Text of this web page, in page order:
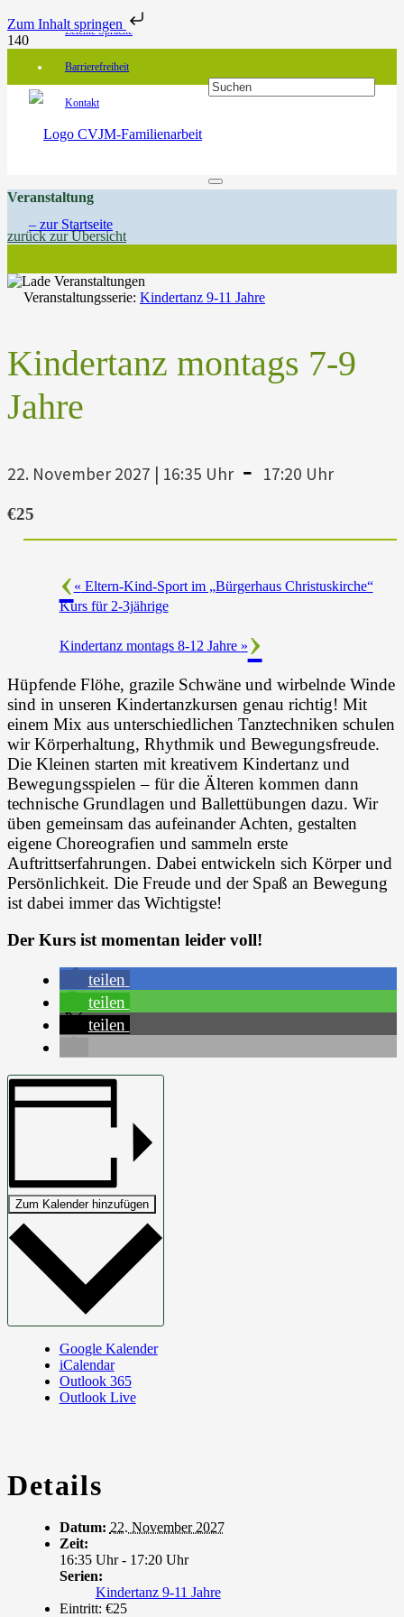
Zum Inhalt springen
Leichte Sprache
Barrierefreiheit
Kontakt
Veranstaltung
zurück zur Übersicht
Veranstaltungsserie: Kindertanz 9-11 Jahre
Kindertanz montags 7-9
Jahre
22. November 2027 | 16:35 Uhr - 17:20 Uhr
€25
« Eltern-Kind-Sport im „Bürgerhaus Christuskirche“
Kurs für 2-3jährige
Kindertanz montags 8-12 Jahre »
Hüpfende Flöhe, grazile Schwäne und wirbelnde Winde
sind in unseren Kindertanzkursen genau richtig! Mit
einem Mix aus unterschiedlichen Tanztechniken schulen
wir Körperhaltung, Rhythmik und Bewegungsfreude.
Die Kleinen starten mit kreativem Kindertanz und
Bewegungsspielen – für die Älteren kommen dann
technische Grundlagen und Ballettübungen dazu. Wir
üben gemeinsam das aufeinander Achten, gestalten
eigene Choreografien und sammeln erste
Auftrittserfahrungen. Dabei entwickeln sich Körper und
Persönlichkeit. Die Freude und der Spaß an Bewegung
ist dabei immer das Wichtigste!
Der Kurs ist momentan leider voll!
teilen
teilen
teilen
Zum Kalender hinzufügen
Google Kalender
iCalendar
Outlook 365
Outlook Live
Details
Datum: 22. November 2027
Zeit:
16:35 Uhr - 17:20 Uhr
Serien:
Kindertanz 9-11 Jahre
Eintritt: €25